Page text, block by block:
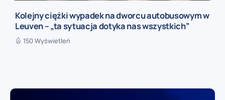
Kolejny ciężki wypadek na dworcu autobusowym w
Leuven – „ta sytuacja dotyka nas wszystkich”
150 Wyświetleń